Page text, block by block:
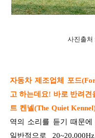
사진출처
자동차 제조업체 포드
고 하는데요! 바로 반려견
트 켄넬(The Quiet
역의 소리를 듣기 때문
일반적으로